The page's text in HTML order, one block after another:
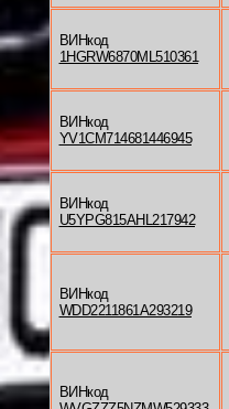
ВИНкод
1HGRW6870ML510361
ВИНкод
YV1CM714681446945
ВИНкод
U5YPG815AHL217942
ВИНкод
WDD2211861A293219
ВИНкод